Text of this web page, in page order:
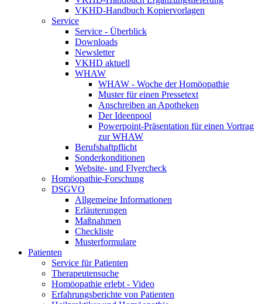
VKHD-Handbuch Kopiervorlagen
Service
Service - Überblick
Downloads
Newsletter
VKHD aktuell
WHAW
WHAW - Woche der Homöopathie
Muster für einen Pressetext
Anschreiben an Apotheken
Der Ideenpool
Powerpoint-Präsentation für einen Vortrag
zur WHAW
Berufshaftpflicht
Sonderkonditionen
Website- und Flyercheck
Homöopathie-Forschung
DSGVO
Allgemeine Informationen
Erläuterungen
Maßnahmen
Checkliste
Musterformulare
Patienten
Service für Patienten
Therapeutensuche
Homöopathie erlebt - Video
Erfahrungsberichte von Patienten